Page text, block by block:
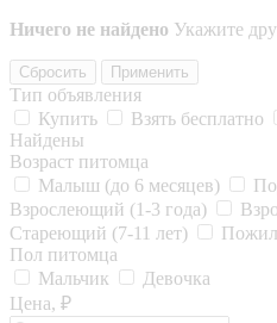
Ничего не найдено Укажите
Сбросить Применить
Тип объявления
Купить
Взять бесплатно
Найдены
Возраст питомца
Малыш (до 6 месяцев)
Взрослеющий (1-3 года)
Стареющий (7-11 лет)
Пол питомца
Мальчик
Девочка
Цена, ₽